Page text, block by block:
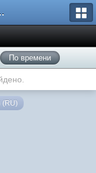
По времени
(RU)